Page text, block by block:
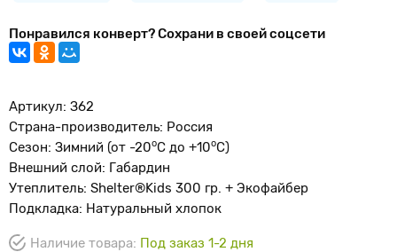
Понравился конверт? Сохрани в своей соцсети
Артикул: З62
Страна-производитель: Россия
Сезон: Зимний (от -20оС до +10oС)
Внешний слой: Габардин
Утеплитель: Shelter®Kids 300 гр. + Экофайбер
Подкладка: Натуральный хлопок
Наличие товара: Под заказ 1-2 дня